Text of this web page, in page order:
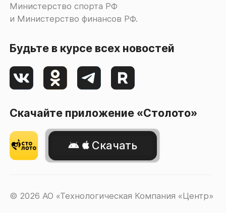
Министерство спорта РФ
и Министерство финансов РФ.
Будьте в курсе всех новостей
Скачайте приложение «Столото»
Скачать
© 2026 АО «Технологическая Компания «Центр»